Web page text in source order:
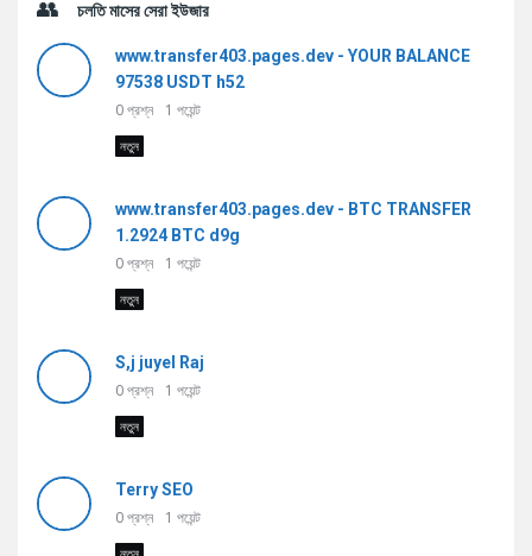
চলতি মাসের সেরা ইউজার
www.transfer403.pages.dev - YOUR BALANCE
97538 USDT h52
0প্রশ্ন 1 পয়েন্ট
নতুন
www.transfer403.pages.dev - BTC TRANSFER
1.2924 BTC d9g
0প্রশ্ন 1 পয়েন্ট
নতুন
S,j juyel Raj
0প্রশ্ন 1 পয়েন্ট
নতুন
Terry SEO
0প্রশ্ন 1 পয়েন্ট